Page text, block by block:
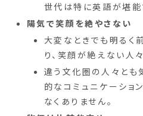
世代は特に英語が堪能
陽気で笑顔を絶やさない
大変なときでも明るく
り、笑顔が絶えない人
違う文化圏の人々とも
的なコミュニケーショ
なくありません。